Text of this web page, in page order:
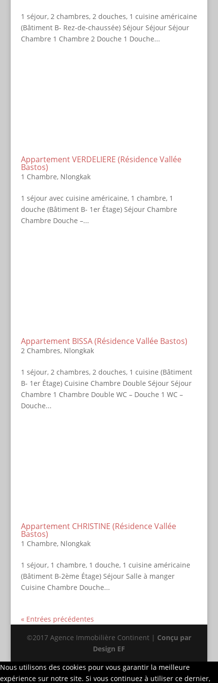
1 séjour, 2 chambres, 2 douches, 1 cuisine américaine
(Bâtiment B- Rez-de-chaussée) Séjour Séjour Séjour
Chambre 1 Chambre 2 Douche 1 Douche...
Appartement VERDELIERE (Résidence Vallée
Bastos)
1 Chambre, Nlongkak
1 séjour avec cuisine américaine, 1 chambre, 1
douche (Bâtiment B- 1er Étage) Séjour Chambre
Chambre Douche –...
Appartement BISSA (Résidence Vallée Bastos)
2 Chambres, Nlongkak
1 séjour, 2 chambres, 2 douches, 1 cuisine (Bâtiment
B- 1er Étage) Cuisine Chambre Double Séjour Séjour
Chambre 1 Chambre Double WC – Douche 1 WC –
Douche...
Appartement CHRISTINE (Résidence Vallée
Bastos)
1 Chambre, Nlongkak
1 séjour, 1 chambre, 1 douche, 1 cuisine américaine
(Bâtiment B-2ème Étage) Séjour Salle à manger
Cuisine Chambre Douche...
« Entrées précédentes
©2017 Agence Immobilière Continent | Conçu par
Design EF
Nous utilisons des cookies pour vous garantir la meilleure
expérience sur notre site. Si vous continuez à utiliser ce dernier,